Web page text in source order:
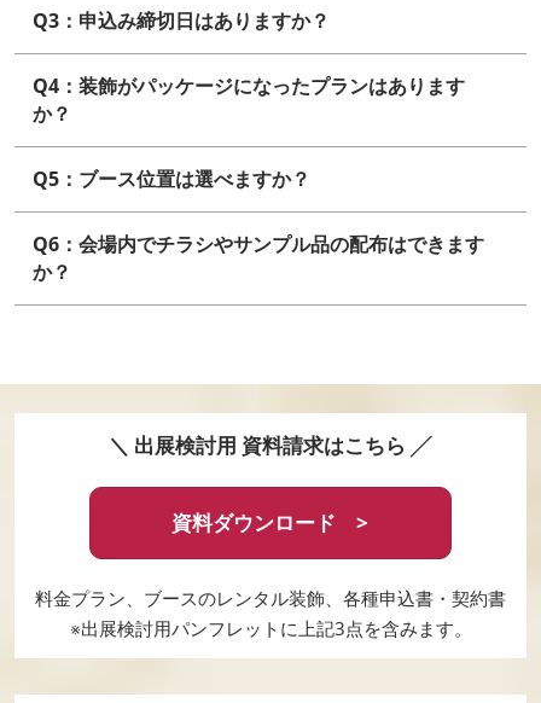
Q3：申込み締切日はありますか？
Q4：装飾がパッケージになったプランはあります
か？
Q5：ブース位置は選べますか？
Q6：会場内でチラシやサンプル品の配布はできます
か？
＼ 出展検討用 資料請求はこちら ╱
資料ダウンロード >
料金プラン、ブースのレンタル装飾、各種申込書・契約書
※出展検討用パンフレットに上記3点を含みます。